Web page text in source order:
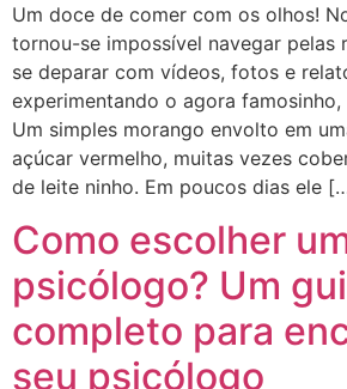
Um doce de comer com os olhos!
tornou-se impossível navegar pelas
se deparar com vídeos, fotos e
experimentando o agora
Um simples morango envolto em
açúcar vermelho, muitas vezes
de leite ninho. Em poucos dias ele
Como escolher
psicólogo? Um
completo para
seu psicólogo